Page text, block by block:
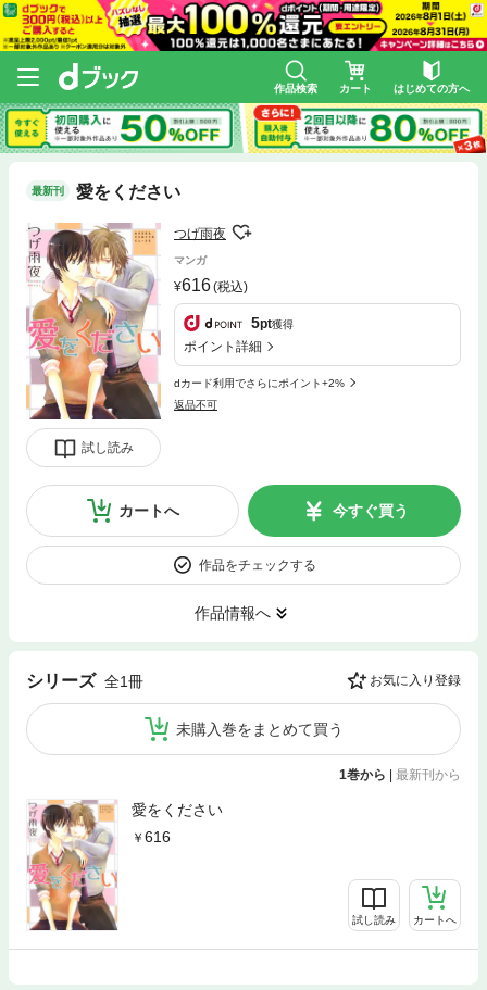
作品検索 カート はじめての方へ
最新刊 愛をください
試し読み
つげ雨夜
マンガ
616(税込)
5pt獲得
ポイント詳細
dカード利用でさらにポイント+2%
返品不可
カートへ 今すぐ買う
作品をチェックする
作品情報へ
シリーズ 全1冊 お気に入り登録
未購入巻をまとめて買う
1巻から | 最新刊から
愛をください
616
試し読み カートへ